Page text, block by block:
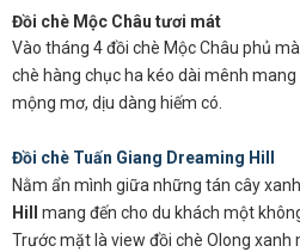
Đồi chè Mộc Châu tươi mát
Vào tháng 4 đồi chè Mộc Châu phủ
chè hàng chục ha kéo dài mênh
mộng mơ, dịu dàng hiếm có.
Đồi chè Tuấn Giang Dreaming Hill
Nằm ẩn mình giữa những tán cây
Hill mang đến cho du khách một
Trước mặt là view đồi chè Olong